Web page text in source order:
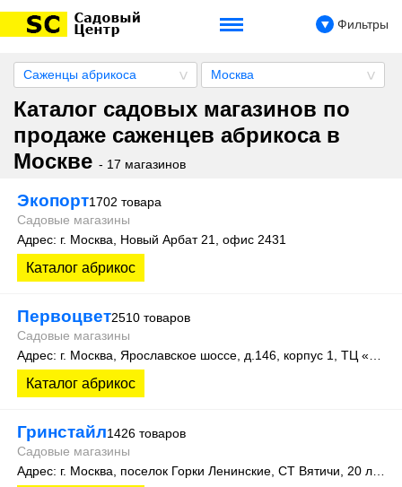
Фильтры
Саженцы абрикоса Москва
Каталог садовых магазинов по
продаже саженцев абрикоса в
Москве - 17 магазинов
Экопорт1702 товара
Садовые магазины
Адрес: г. Москва, Новый Арбат 21, офис 2431
Каталог абрикос
Первоцвет2510 товаров
Садовые магазины
Каталог абрикос
Гринстайл1426 товаров
Садовые магазины